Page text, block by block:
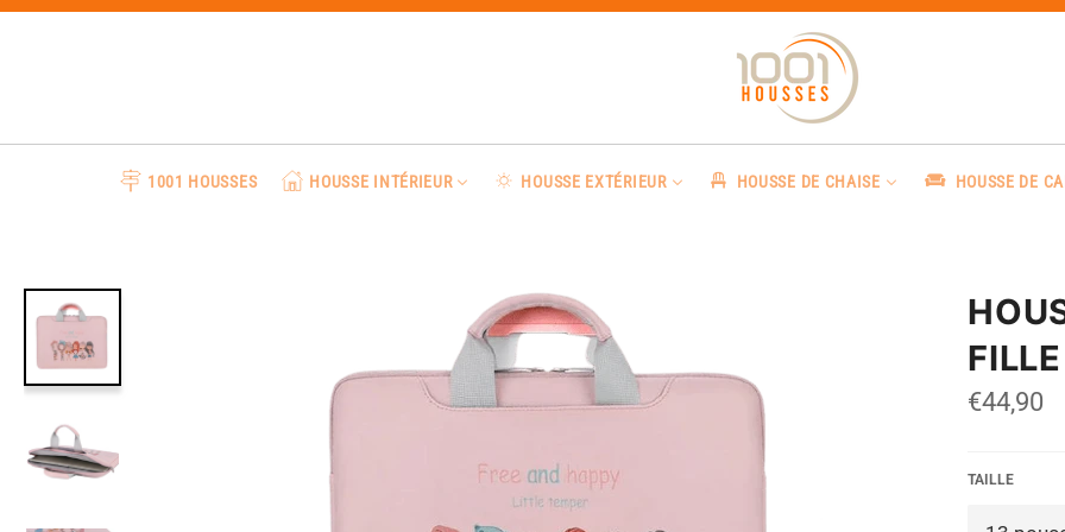
Passer
1001 HOUSSES HOUSSE INTÉRIEUR HOUSSE EXTÉRIEUR HOUSSE DE CHAISE HOUSSE DE
FILLE
Prix
régulier
€44,90
TAILLE